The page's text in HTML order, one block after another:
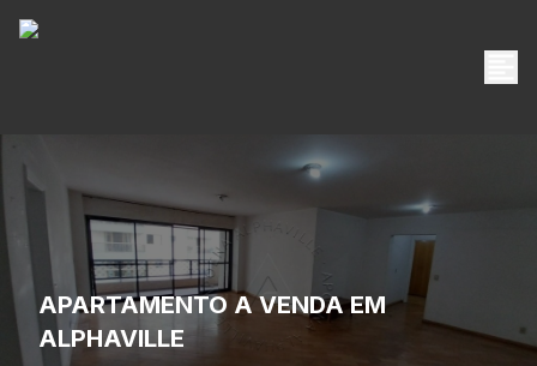
APARTAMENTO A VENDA EM
ALPHAVILLE